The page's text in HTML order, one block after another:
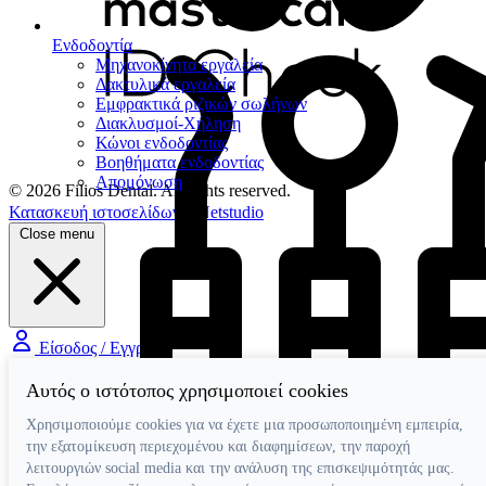
Ενδοδοντία
Μηχανοκίνητα εργαλεία
Δακτυλικά εργαλεία
Εμφρακτικά ριζικών σωλήνων
Διακλυσμοί-Χήληση
Κώνοι ενδοδοντίας
Βοηθήματα ενδοδοντίας
Απομόνωση
© 2026 Filios Dental. All rights reserved.
Κατασκευή ιστοσελίδων
Netstudio
Close menu
Είσοδος / Εγγραφή
Αυτός ο ιστότοπος χρησιμοποιεί cookies
Χρησιμοποιούμε cookies για να έχετε μια προσωποποιημένη εμπειρία,
την εξατομίκευση περιεχομένου και διαφημίσεων, την παροχή
λειτουργιών social media και την ανάλυση της επισκεψιμότητάς μας.